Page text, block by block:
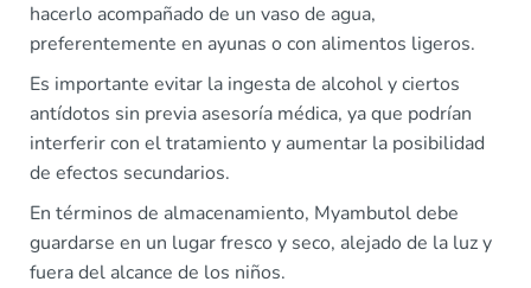
hacerlo acompañado de un vaso de agua,
preferentemente en ayunas o con alimentos ligeros.
Es importante evitar la ingesta de alcohol y ciertos
antídotos sin previa asesoría médica, ya que podrían
interferir con el tratamiento y aumentar la posibilidad
de efectos secundarios.
En términos de almacenamiento, Myambutol debe
guardarse en un lugar fresco y seco, alejado de la luz y
fuera del alcance de los niños.